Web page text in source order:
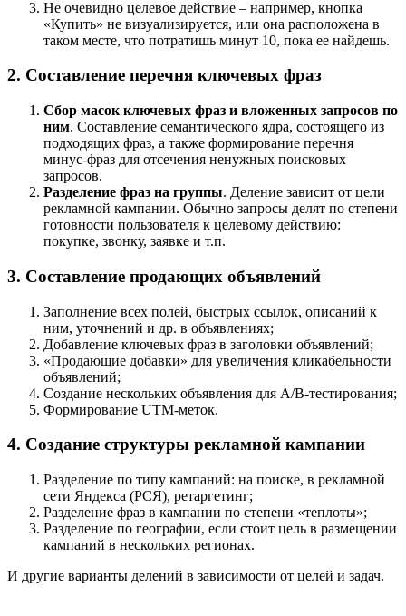
Не очевидно целевое действие – например, кнопка
«Купить» не визуализируется, или она расположена в
таком месте, что потратишь минут 10, пока ее найдешь.
2. Составление перечня ключевых фраз
Сбор масок ключевых фраз и вложенных запросов по
ним. Составление семантического ядра, состоящего из
подходящих фраз, а также формирование перечня
минус-фраз для отсечения ненужных поисковых
запросов.
Разделение фраз на группы. Деление зависит от цели
рекламной кампании. Обычно запросы делят по степени
готовности пользователя к целевому действию:
покупке, звонку, заявке и т.п.
3. Составление продающих объявлений
Заполнение всех полей, быстрых ссылок, описаний к
ним, уточнений и др. в объявлениях;
Добавление ключевых фраз в заголовки объявлений;
«Продающие добавки» для увеличения кликабельности
объявлений;
Создание нескольких объявления для A/B-тестирования;
Формирование UTM-меток.
4. Создание структуры рекламной кампании
Разделение по типу кампаний: на поиске, в рекламной
сети Яндекса (РСЯ), ретаргетинг;
Разделение фраз в кампании по степени «теплоты»;
Разделение по географии, если стоит цель в размещении
кампаний в нескольких регионах.
И другие варианты делений в зависимости от целей и задач.